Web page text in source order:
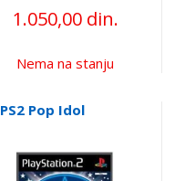
1.050,00 din.
Nema na stanju
PS2 Pop Idol